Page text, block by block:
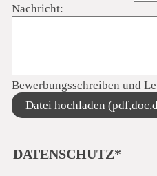
Nachricht:
Bewerbungsschreiben und
Datei hochladen
PFLICHTFELD
DATENSCHUTZ*